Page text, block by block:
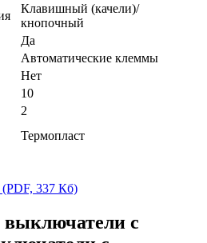
Клавишный (качели)/
кнопочный
Да
Автоматические клеммы
Нет
10
2
Термопласт
(PDF, 337 Кб)
с